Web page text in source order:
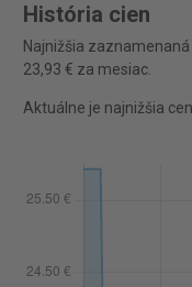
História cien
Najnižšia
23,93 € za mesiac.
Aktuálne je najnižšia